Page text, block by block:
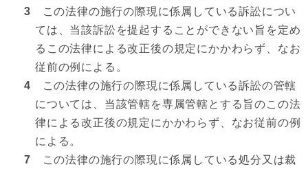
3 この法律の施行の際現に係属している訴訟につい
ては、当該訴訟を提起することができない旨を定め
るこの法律による改正後の規定にかかわらず、なお
従前の例による。
4 この法律の施行の際現に係属している訴訟の管轄
については、当該管轄を専属管轄とする旨のこの法
律による改正後の規定にかかわらず、なお従前の例
による。
7 この法律の施行の際現に係属している処分又は裁